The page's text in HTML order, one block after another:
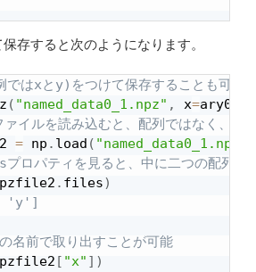
存すると次のようになります。
はxとy)をつけて保存することも可能
( "named_data0_1.npz" , x=ary0
イルを読み込むと、配列ではなく、
= np . load ( "named_data0_1.npz"
パティを見ると、中に二つの配列を
. files)
'y']
名前で取り出すことが可能
[ "x" ] )